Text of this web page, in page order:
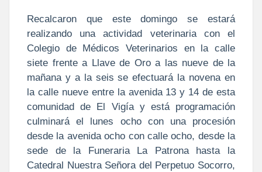
Recalcaron que este domingo se estará
realizando una actividad veterinaria con el
Colegio de Médicos Veterinarios en la calle
siete frente a Llave de Oro a las nueve de la
mañana y a la seis se efectuará la novena en
la calle nueve entre la avenida 13 y 14 de esta
comunidad de El Vigía y está programación
culminará el lunes ocho con una procesión
desde la avenida ocho con calle ocho, desde la
sede de la Funeraria La Patrona hasta la
Catedral Nuestra Señora del Perpetuo Socorro,